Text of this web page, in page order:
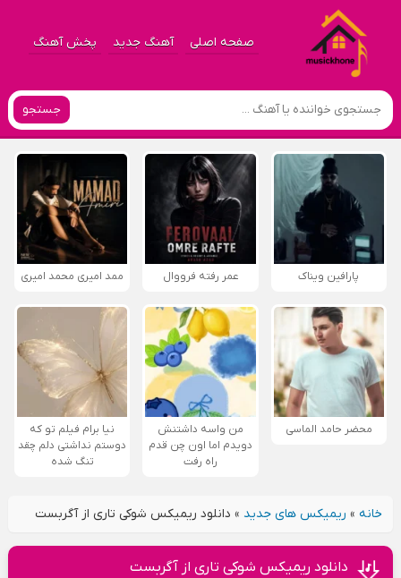
صفحه اصلی آهنگ جدید پخش آهنگ
جستجو
پارافين ویناک عمر رفته فرووال ممد امیری محمد امیری
محضر حامد الماسی
من واسه داشتنش
دویدم اما اون چن قدم
راه رفت
نیا برام فیلم تو که
دوستم نداشتی دلم چقد
تنگ شده
خانه» ریمیکس های جدید » دانلود ریمیکس شوکی تاری از آگربست
دانلود ریمیکس شوکی تاری از آگربست